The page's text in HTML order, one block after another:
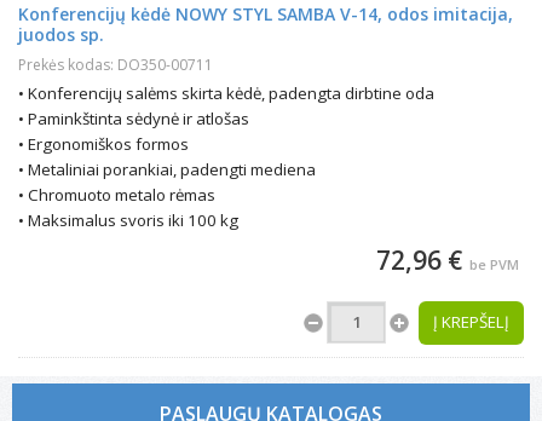
Konferencijų kėdė NOWY STYL SAMBA V-14, odos imitacija,
juodos sp.
Prekės kodas: DO350-00711
• Konferencijų salėms skirta kėdė, padengta dirbtine oda
• Paminkštinta sėdynė ir atlošas
• Ergonomiškos formos
• Metaliniai porankiai, padengti mediena
• Chromuoto metalo rėmas
• Maksimalus svoris iki 100 kg
72,96 € be PVM
Į KREPŠELĮ
PASLAUGŲ KATALOGAS